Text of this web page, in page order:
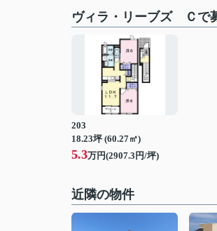
ヴィラ・リーブズ Ｃで
203
18.23坪 (60.27㎡)
5.3万円(2907.3円/坪)
近隣の物件